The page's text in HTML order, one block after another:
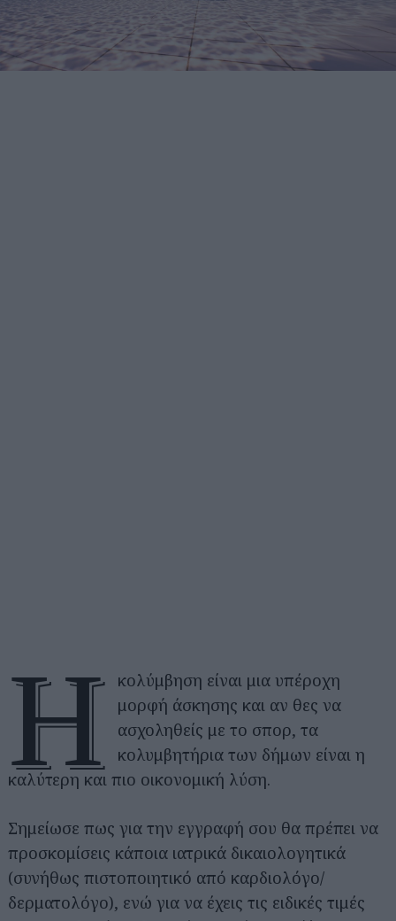
Η
κολύμβηση είναι μια υπέροχη
μορφή άσκησης και αν θες να
ασχοληθείς με το σπορ, τα
κολυμβητήρια των δήμων είναι η
καλύτερη και πιο οικονομική λύση.
Σημείωσε πως για την εγγραφή σου θα πρέπει να
προσκομίσεις κάποια ιατρικά δικαιολογητικά
(συνήθως πιστοποιητικό από καρδιολόγο/
δερματολόγο), ενώ για να έχεις τις ειδικές τιμές